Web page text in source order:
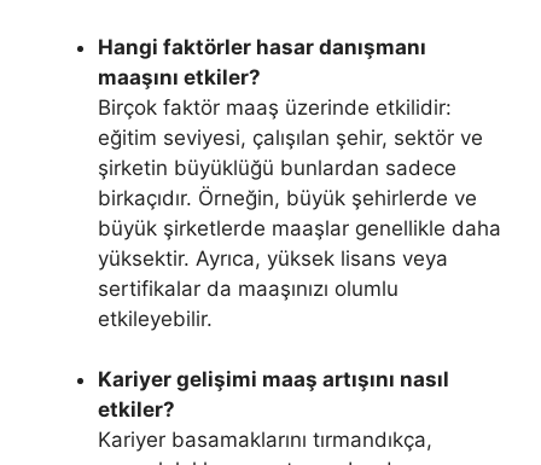
Hangi faktörler hasar danışmanı
maaşını etkiler?
Birçok faktör maaş üzerinde etkilidir:
eğitim seviyesi, çalışılan şehir, sektör ve
şirketin büyüklüğü bunlardan sadece
birkaçıdır. Örneğin, büyük şehirlerde ve
büyük şirketlerde maaşlar genellikle daha
yüksektir. Ayrıca, yüksek lisans veya
sertifikalar da maaşınızı olumlu
etkileyebilir.
Kariyer gelişimi maaş artışını nasıl
etkiler?
Kariyer basamaklarını tırmandıkça,